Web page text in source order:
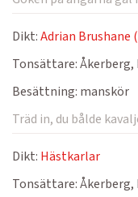
Dikt:Adrian Brushane
Tonsättare:Åkerberg,
Besättning: manskör
Träd in, du bålde
Dikt: Hästkarlar
Tonsättare:Åkerberg,